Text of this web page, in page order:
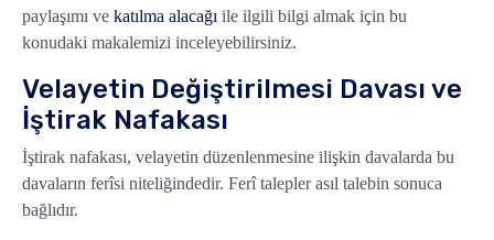
paylaşımı ve katılma alacağı ile ilgili bilgi almak için bu
konudaki makalemizi inceleyebilirsiniz.
Velayetin Değiştirilmesi Davası ve
İştirak Nafakası
İştirak nafakası, velayetin düzenlenmesine ilişkin davalarda bu
davaların ferîsi niteliğindedir. Ferî talepler asıl talebin sonuca
bağlıdır.